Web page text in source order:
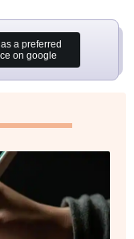
a preferred
on google